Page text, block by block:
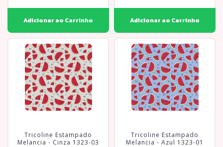
Tricoline Estampado
Melancia - Cinza 1323-03
Tricoline Estampado
Melancia - Azul 1323-01